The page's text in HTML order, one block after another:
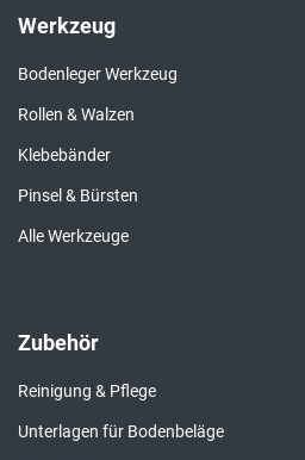
Werkzeug
Bodenleger Werkzeug
Rollen & Walzen
Klebebänder
Pinsel & Bürsten
Alle Werkzeuge
Zubehör
Reinigung & Pflege
Unterlagen für Bodenbeläge